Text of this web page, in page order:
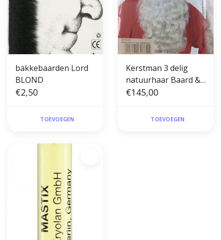
bakkebaarden Lord
BLOND
€2,50
TOEVOEGEN
Kerstman 3 delig
natuurhaar Baard &
Pruik baardstel en
€145,00
TOEVOEGEN